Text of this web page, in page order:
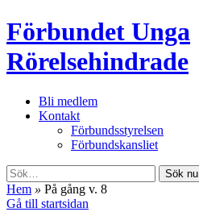
Förbundet Unga
Rörelsehindrade
Bli medlem
Kontakt
Förbundsstyrelsen
Förbundskansliet
Sök nu
Hem » På gång v. 8
Gå till startsidan